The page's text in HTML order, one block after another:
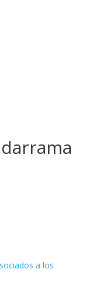
a los